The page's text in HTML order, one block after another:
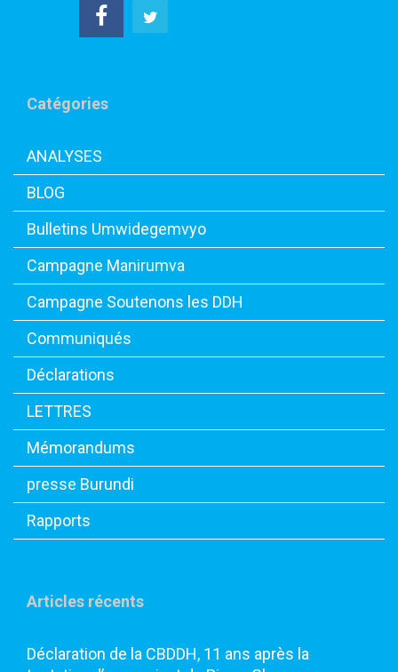
Catégories
ANALYSES
BLOG
Bulletins Umwidegemvyo
Campagne Manirumva
Campagne Soutenons les DDH
Communiqués
Déclarations
LETTRES
Mémorandums
presse Burundi
Rapports
Articles récents
Déclaration de la CBDDH, 11 ans après la